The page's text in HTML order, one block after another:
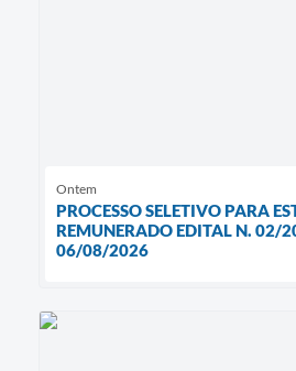
Ontem
PROCESSO SELETIVO PARA
REMUNERADO EDITAL N. 02/
06/08/2026